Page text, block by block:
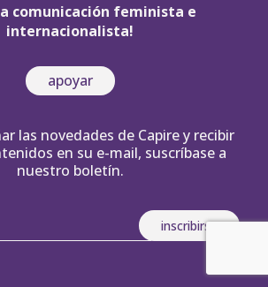
comunicación feminista e
internacionalista!
apoyar
las novedades de Capire y recibir
en su e-mail, suscríbase a
nuestro boletín.